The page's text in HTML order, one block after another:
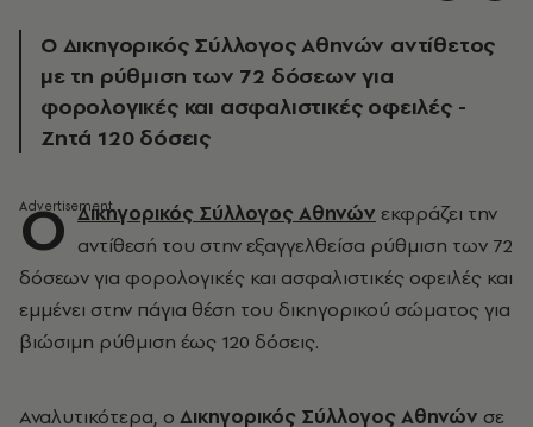
Ο Δικηγορικός Σύλλογος Αθηνών αντίθετος
με τη ρύθμιση των 72 δόσεων για
φορολογικές και ασφαλιστικές οφειλές -
Ζητά 120 δόσεις
Ο Δικηγορικός Σύλλογος Αθηνών εκφράζει την
αντίθεσή του στην εξαγγελθείσα ρύθμιση των 72
δόσεων για φορολογικές και ασφαλιστικές οφειλές και
εμμένει στην πάγια θέση του δικηγορικού σώματος για
βιώσιμη ρύθμιση έως 120 δόσεις.
Αναλυτικότερα, ο Δικηγορικός Σύλλογος Αθηνών σε